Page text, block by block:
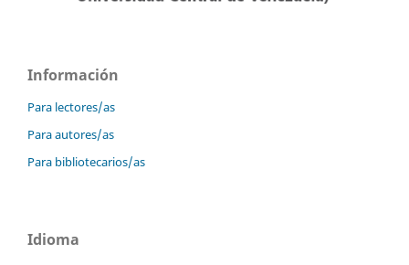
Información
Para lectores/as
Para autores/as
Para bibliotecarios/as
Idioma